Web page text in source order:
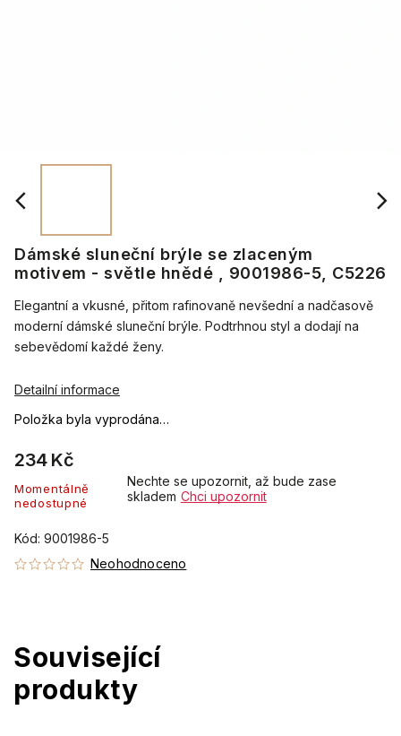
Dámské sluneční brýle se zlaceným
motivem - světle hnědé , 9001986-5, C5226
Neohodnoceno
Kód: 9001986-5
234 Kč
Momentálně
nedostupné
Nechte se upozornit, až bude zase
skladem Chci upozornit
Položka byla vyprodána…
Elegantní a vkusné, přitom rafinovaně nevšední a nadčasově
moderní dámské sluneční brýle. Podtrhnou styl a dodají na
sebevědomí každé ženy.
Detailní informace
Související
produkty